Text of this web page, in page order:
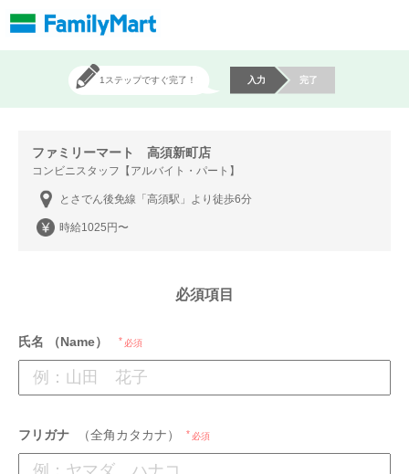
1ステップですぐ完了！ 入力 完了
ファミリーマート 高須新町店
コンビニスタッフ【アルバイト・パート】
とさでん後免線「高須駅」より徒歩6分
時給1025円〜
必須項目
氏名 （Name） 必須
フリガナ （全角カタカナ） 必須